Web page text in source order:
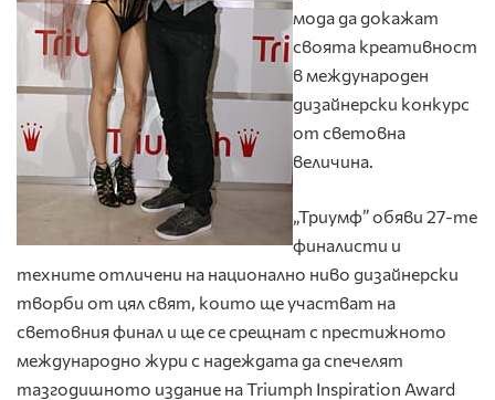
мода да докажат
своята креативност
в международен
дизайнерски конкурс
от световна
величина.
„Триумф” обяви 27-те
финалисти и
техните отличени на национално ниво дизайнерски
творби от цял свят, които ще участват на
световния финал и ще се срещнат с престижното
международно жури с надеждата да спечелят
тазгодишното издание на Triumph Inspiration Award